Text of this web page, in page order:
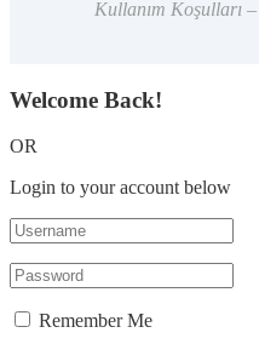
Kullanım Koşulları
Welcome Back!
OR
Login to your account below
Remember Me